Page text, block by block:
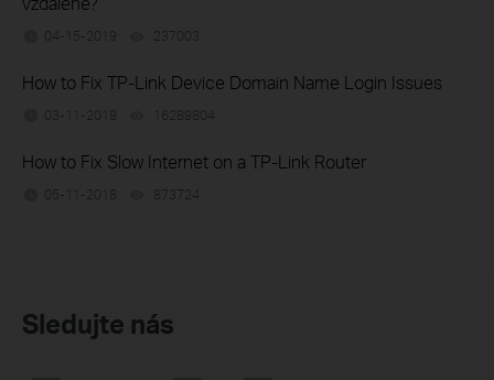
04-15-2019 237003
How to Fix TP-Link Device Domain Name Login Issues
03-11-2019 16289804
How to Fix Slow Internet on a TP-Link Router
05-11-2018 873724
Sledujte nás